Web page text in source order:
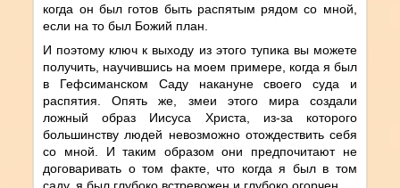
когда он был готов быть распятым рядом со мной,
если на то был Божий план.
И поэтому ключ к выходу из этого тупика вы можете
получить, научившись на моем примере, когда я был
в Гефсиманском Саду накануне своего суда и
распятия. Опять же, змеи этого мира создали
ложный образ Иисуса Христа, из-за которого
большинству людей невозможно отождествить себя
со мной. И таким образом они предпочитают не
договаривать о том факте, что когда я был в том
саду, я был глубоко встревожен и глубоко огорчен.